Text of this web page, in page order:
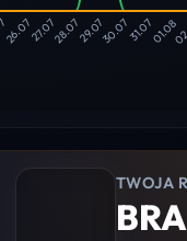
26.0727.0728.0729.0730.0731.0701.08
TWOJA